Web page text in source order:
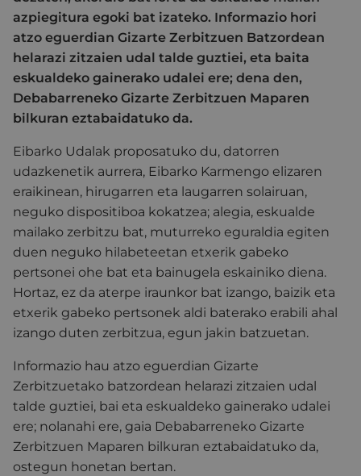
azpiegitura egoki bat izateko. Informazio hori
atzo eguerdian Gizarte Zerbitzuen Batzordean
helarazi zitzaien udal talde guztiei, eta baita
eskualdeko gainerako udalei ere; dena den,
Debabarreneko Gizarte Zerbitzuen Maparen
bilkuran eztabaidatuko da.
Eibarko Udalak proposatuko du, datorren
udazkenetik aurrera, Eibarko Karmengo elizaren
eraikinean, hirugarren eta laugarren solairuan,
neguko dispositiboa kokatzea; alegia, eskualde
mailako zerbitzu bat, muturreko eguraldia egiten
duen neguko hilabeteetan etxerik gabeko
pertsonei ohe bat eta bainugela eskainiko diena.
Hortaz, ez da aterpe iraunkor bat izango, baizik eta
etxerik gabeko pertsonek aldi baterako erabili ahal
izango duten zerbitzua, egun jakin batzuetan.
Informazio hau atzo eguerdian Gizarte
Zerbitzuetako batzordean helarazi zitzaien udal
talde guztiei, bai eta eskualdeko gainerako udalei
ere; nolanahi ere, gaia Debabarreneko Gizarte
Zerbitzuen Maparen bilkuran eztabaidatuko da,
ostegun honetan bertan.